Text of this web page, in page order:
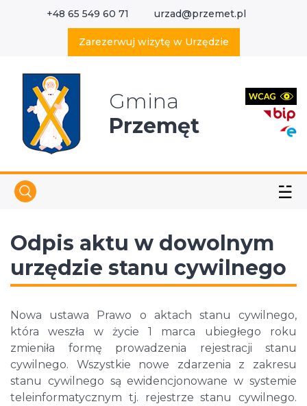
+48 65 549 60 71 urzad@przemet.pl
Zarezerwuj wizytę w Urzędzie
Gmina
Przemęt
☱
Odpis aktu w dowolnym
urzędzie stanu cywilnego
Nowa ustawa Prawo o aktach stanu cywilnego,
która weszła w życie 1 marca ubiegłego roku
zmieniła formę prowadzenia rejestracji stanu
cywilnego. Wszystkie nowe zdarzenia z zakresu
stanu cywilnego są ewidencjonowane w systemie
teleinformatycznym tj. rejestrze stanu cywilnego.
Wyszukaj w serwisie